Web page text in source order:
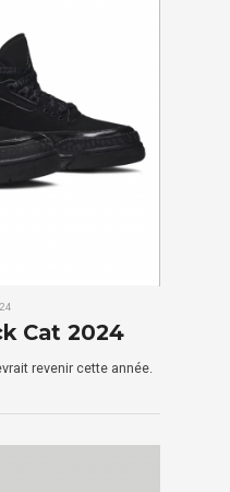
Cat 2024
revenir cette année.